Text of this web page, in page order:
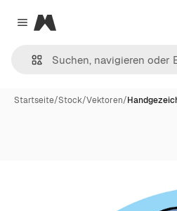
Close menu
Magnific
Startseite/Stock/Vektoren/